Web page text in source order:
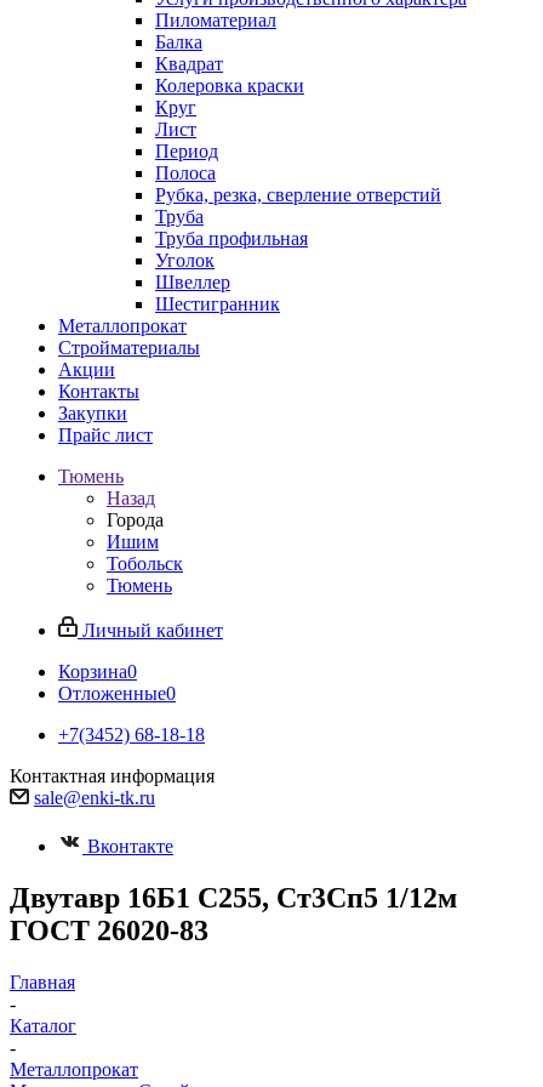
Пиломатериал
Балка
Квадрат
Колеровка краски
Круг
Лист
Период
Полоса
Рубка, резка, сверление отверстий
Труба
Труба профильная
Уголок
Швеллер
Шестигранник
Металлопрокат
Стройматериалы
Акции
Контакты
Закупки
Прайс лист
Тюмень
Назад
Города
Ишим
Тобольск
Тюмень
Личный кабинет
Корзина0
Отложенные0
+7(3452) 68-18-18
Контактная информация
sale@enki-tk.ru
Вконтакте
Двутавр 16Б1 С255, Ст3Сп5 1/12м
ГОСТ 26020-83
Главная
-
Каталог
-
Металлопрокат